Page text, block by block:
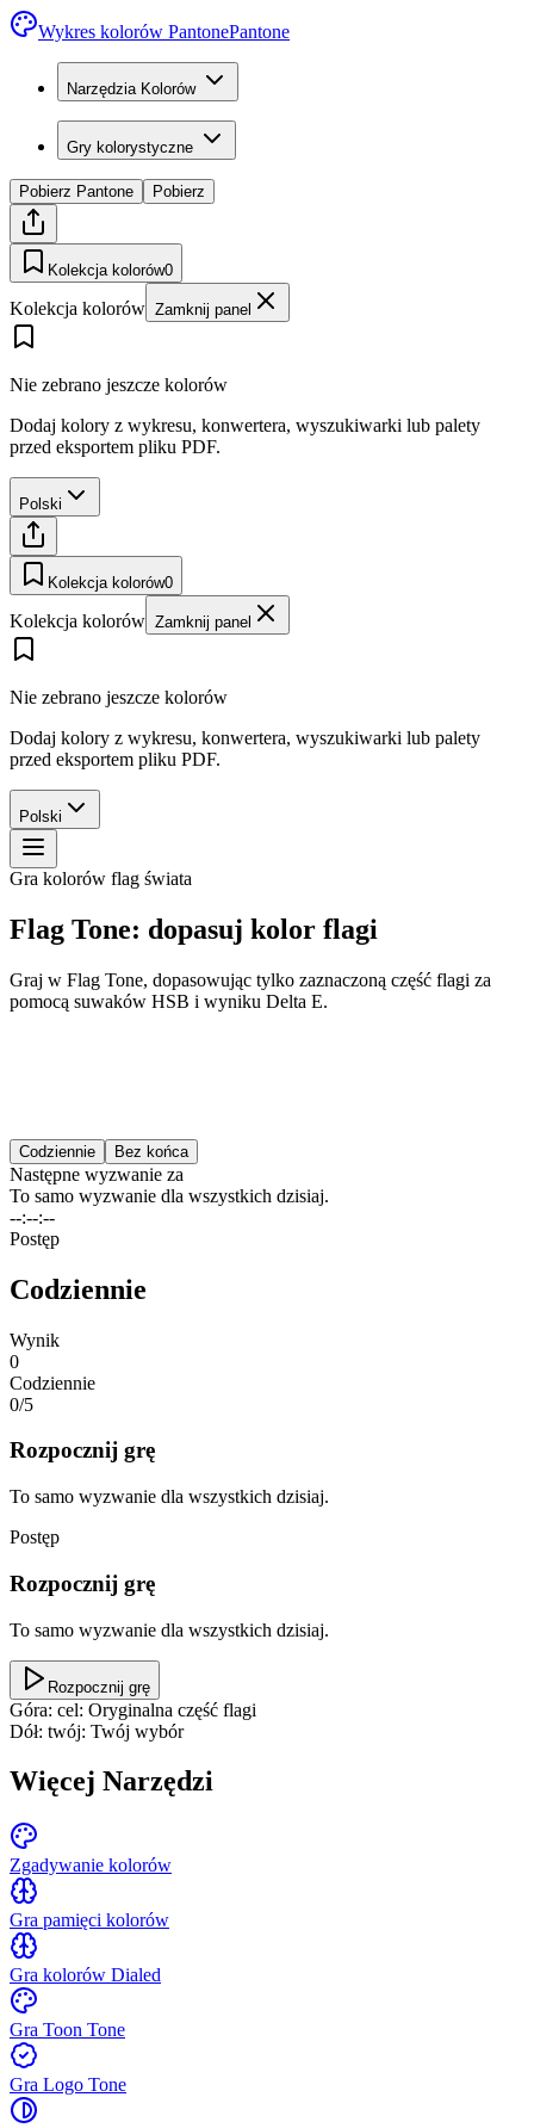
Wykres kolorów PantonePantone
Narzędzia Kolorów
Gry kolorystyczne
Pobierz Pantone Pobierz
Kolekcja kolorów0
Kolekcja kolorów Zamknij panel
Nie zebrano jeszcze kolorów
Dodaj kolory z wykresu, konwertera, wyszukiwarki lub palety
przed eksportem pliku PDF.
Polski
Kolekcja kolorów0
Kolekcja kolorów Zamknij panel
Nie zebrano jeszcze kolorów
Dodaj kolory z wykresu, konwertera, wyszukiwarki lub palety
przed eksportem pliku PDF.
Polski
Gra kolorów flag świata
Flag Tone: dopasuj kolor flagi
Graj w Flag Tone, dopasowując tylko zaznaczoną część flagi za
pomocą suwaków HSB i wyniku Delta E.
Codziennie Bez końca
Następne wyzwanie za
To samo wyzwanie dla wszystkich dzisiaj.
--:--:--
Postęp
Codziennie
Wynik
0
Codziennie
0/5
Rozpocznij grę
To samo wyzwanie dla wszystkich dzisiaj.
Postęp
Rozpocznij grę
To samo wyzwanie dla wszystkich dzisiaj.
Rozpocznij grę
Góra: cel: Oryginalna część flagi
Dół: twój: Twój wybór
Więcej Narzędzi
Zgadywanie kolorów
Gra pamięci kolorów
Gra kolorów Dialed
Gra Toon Tone
Gra Logo Tone